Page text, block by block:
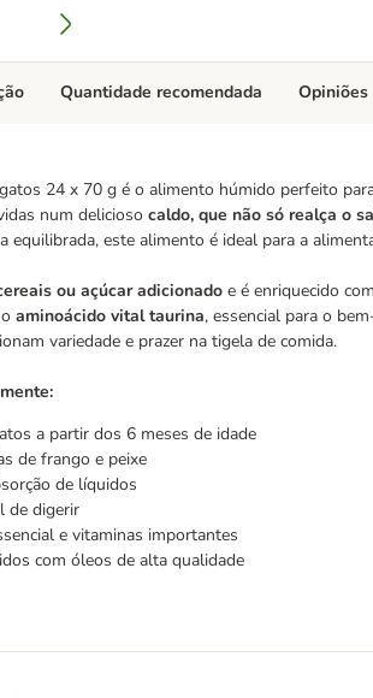
24 x 70 g é o alimento húmido perfeito
num delicioso caldo, que não só realça o
equilibrada, este alimento é ideal para a
ou açúcar adicionado e é enriquecido
aminoácido vital taurina, essencial para o
variedade e prazer na tigela de comida.
a partir dos 6 meses de idade
de frango e peixe
de líquidos
de digerir
e vitaminas importantes
com óleos de alta qualidade
Quantidade recomendada Opiniões